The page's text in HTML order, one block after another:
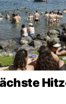
Frau
möchte